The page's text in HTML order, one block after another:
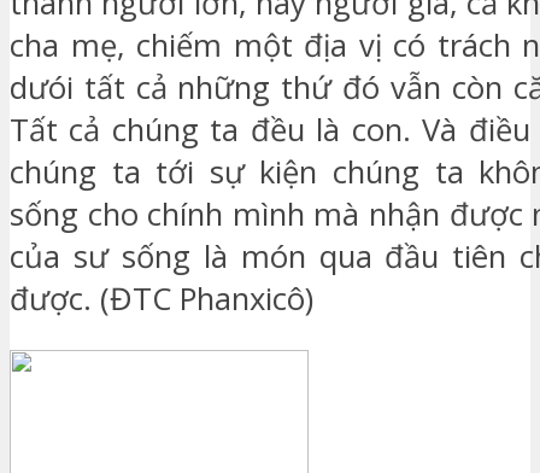
cha mẹ, chiếm một địa vị có trách
dưói tất cả những thứ đó vẫn còn
Tất cả chúng ta đều là con. Và
chúng ta tới sự kiện chúng ta
sống cho chính mình mà nhận được
của sư sống là món qua đầu tiên
được. (ĐTC Phanxicô)